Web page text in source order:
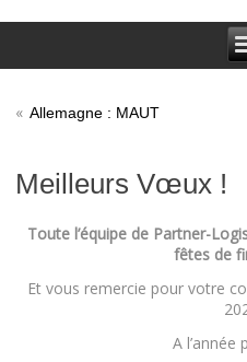
« Allemagne : MAUT
Meilleurs Vœux !
Toute l’équipe de Partner-
fêtes de
Et vous remercie pour votre
A l’année